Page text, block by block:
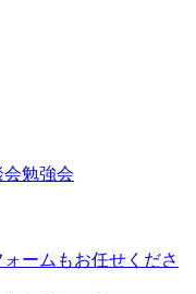
ームもお任せくださ